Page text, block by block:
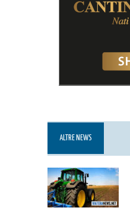
ALTRE NEWS